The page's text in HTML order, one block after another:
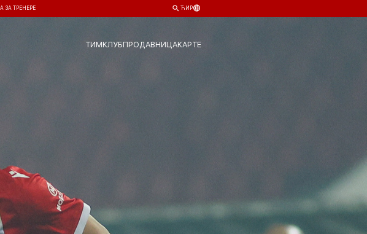
ЗА ТРЕНЕРЕ ЋИР
ТИМКЛУБПРОДАВНИЦАКАРТЕ